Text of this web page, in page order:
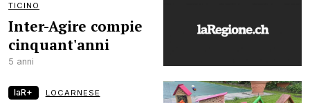
TICINO
Inter-Agire compie
cinquant'anni
5 anni
laR+ LOCARNESE